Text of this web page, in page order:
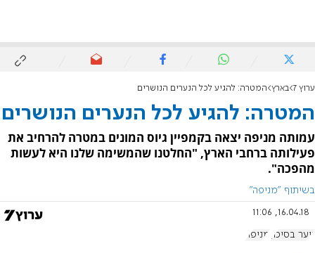
ערוץ 7 בארץ המטרה: להגיע לכל הנערים הנושרים
המטרה: להגיע לכל הנערים הנושרים
עמותה מניפה יצאה בקמפיין גיוס המונים במטרה להרחיב את
פעילותה ברחבי הארץ, "החלטנו שהמשימה שלנו היא לעשות
מהפכה".
בשיתוף ״מניפה״
16.04.18, 11:06
נוער בסיכון מניפה